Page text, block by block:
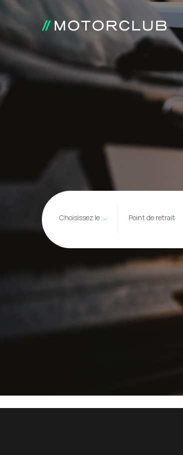
Choisissez le type Point de retrait